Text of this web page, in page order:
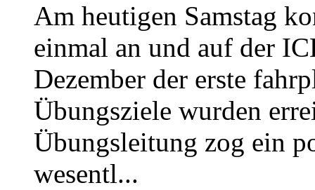
Am heutigen Samstag
einmal an und auf der
Dezember der erste
Übungsziele wurden
Übungsleitung zog ein
wesentl...